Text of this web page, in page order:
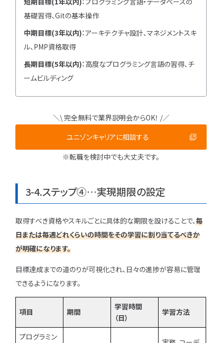
基礎習得、Gitの基本操作
中期目標(3年以内)：アーキテクチャ設計、マネジメントスキ
ル、PMP資格取得
長期目標(5年以内)：高度なプログラミング言語の習得、チ
ームビルディング
＼\ 完全無料で業界説明会からOK！ /／
ユニゾンキャリアに相談する
※転職を検討中でも大丈夫です。
3-4.ステップ④…実現期限の設定
取得すべき資格やスキルごとに具体的な期限を設けることで、毎
日または毎週どれくらいの時間をその学習に割り当てるべきか
が明確になります。
目標達成までの道のりが可視化され、日々の進捗が容易に管理
できるようになります。
項目 期間
学習時間
（日）
学習方法
プログラミン